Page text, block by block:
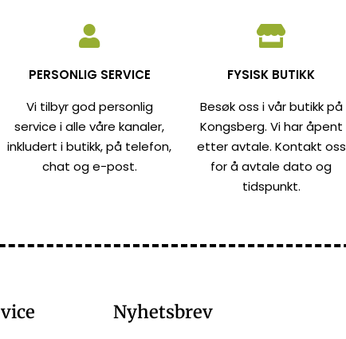
PERSONLIG SERVICE
Vi tilbyr god personlig
service i alle våre kanaler,
inkludert i butikk, på telefon,
chat og e-post.
FYSISK BUTIKK
Besøk oss i vår butikk på
Kongsberg. Vi har åpent
etter avtale. Kontakt oss
for å avtale dato og
tidspunkt.
Nyhetsbrev